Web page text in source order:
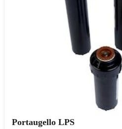
Portaugello LPS